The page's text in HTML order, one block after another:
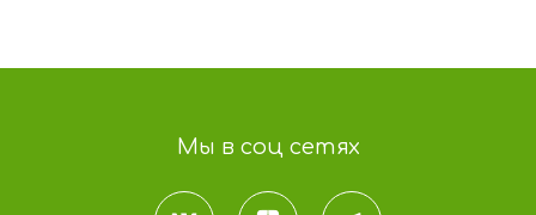
Мы в соц сетях